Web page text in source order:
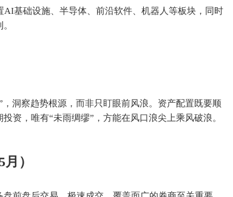
基础设施、半导体、前沿软件、机器人等板块，同时
洞察趋势根源，而非只盯眼前风浪。资产配置既要顺
资，唯有“未雨绸缪”，方能在风口浪尖上乘风破浪。
）